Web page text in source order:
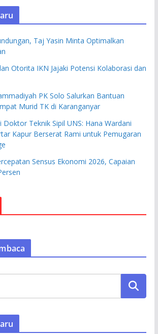
Taj Yasin Minta Optimalkan
Otorita IKN Jajaki Potensi Kolaborasi dan
PK Solo Salurkan Bantuan
Murid TK di Karanganyar
Teknik Sipil UNS: Hana Wardani
Kapur Berserat Rami untuk Pemugaran
Sensus Ekonomi 2026, Capaian